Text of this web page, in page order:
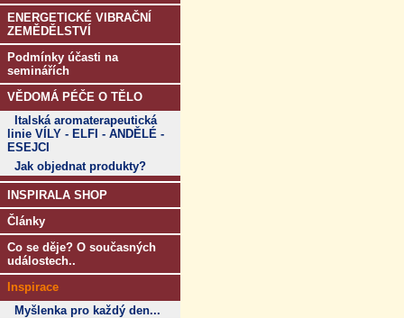
ENERGETICKÉ VIBRAČNÍ
ZEMĚDĚLSTVÍ
Podmínky účasti na
seminářích
VĚDOMÁ PÉČE O TĚLO
Italská aromaterapeutická
linie VÍLY - ELFI - ANDĚLÉ -
ESEJCI
Jak objednat produkty?
INSPIRALA SHOP
Články
Co se děje? O současných
událostech..
Inspirace
Myšlenka pro každý den...